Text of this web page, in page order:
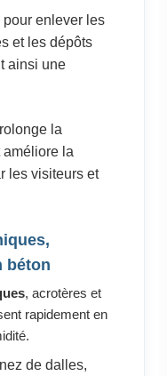
pour enlever les
et les dépôts
ainsi une
la
la
les visiteurs et
béton
, acrotères et
rapidement en
de dalles,